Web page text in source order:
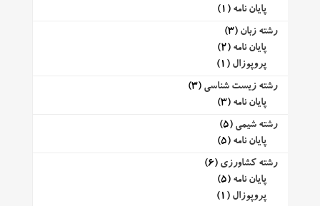
پایان نامه (1)
رشته زبان (3)
پایان نامه (2)
پروپوزال (1)
رشته زیست شناسی (3)
پایان نامه (3)
رشته شیمی (5)
پایان نامه (5)
رشته کشاورزی (6)
پایان نامه (5)
پروپوزال (1)